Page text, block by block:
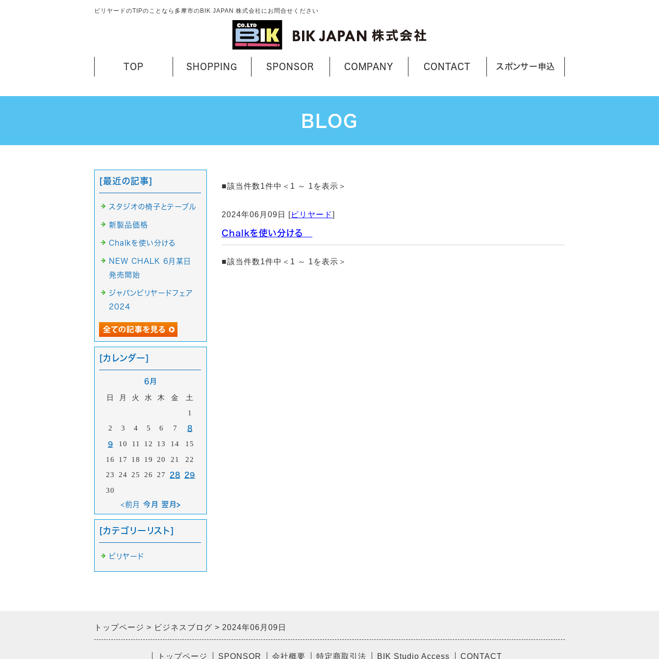
ビリヤードのTIPのことなら多摩市のBIK JAPAN 株式会社にお問合せください
TOP SHOPPING SPONSOR COMPANY CONTACT スポンサー申込
BLOG
■該当件数1件中＜1 ～ 1を表示＞
2024年06月09日 [ビリヤード]
Chalkを使い分ける
■該当件数1件中＜1 ～ 1を表示＞
[最近の記事]
スタジオの椅子とテーブル
新製品価格
Chalkを使い分ける
NEW CHALK 6月某日
発売開始
ジャパンビリヤードフェア
2024
[カレンダー]
6月
日 月 火 水 木 金
土
1
2
3 4 5 6 7 8
9 10 11 12 13 14
15
16
17 18 19 20 21
22
23
24 25 26 27 28 29
30
<前月 今月 翌月>
[カテゴリーリスト]
ビリヤード
トップページ ビジネスブログ 2024年06月09日
トップページ SPONSOR 会社概要 特定商取引法 BIK Studio Access CONTACT